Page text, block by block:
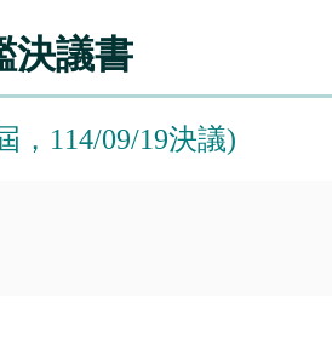
決議書
，114/09/19決議)